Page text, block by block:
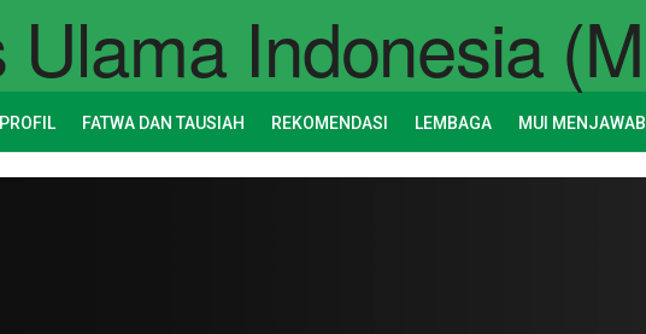
PROFIL FATWA DAN TAUSIAH REKOMENDASI LEMBAGA MUI MENJAWAB